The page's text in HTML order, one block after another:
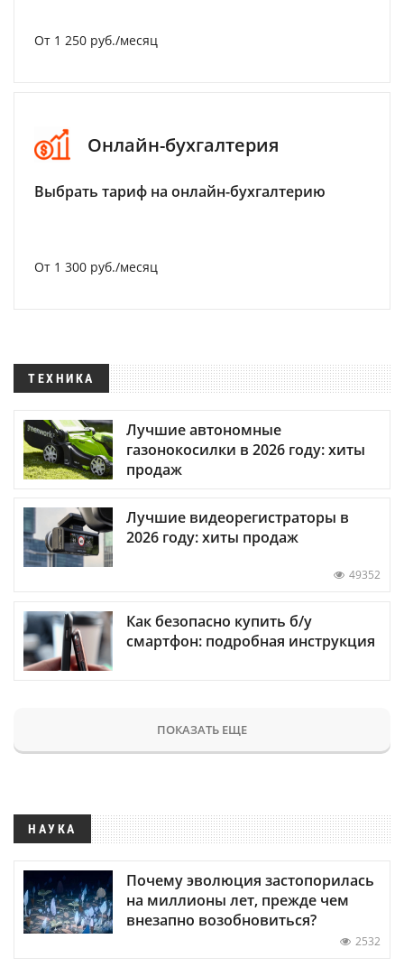
От 1 250 руб./месяц
Онлайн-бухгалтерия
Выбрать тариф на онлайн-бухгалтерию
От 1 300 руб./месяц
ТЕХНИКА
Лучшие автономные
газонокосилки в 2026 году: хиты
продаж
Лучшие видеорегистраторы в
2026 году: хиты продаж
49352
Как безопасно купить б/у
смартфон: подробная инструкция
ПОКАЗАТЬ ЕЩЕ
НАУКА
Почему эволюция застопорилась
на миллионы лет, прежде чем
внезапно возобновиться?
2532